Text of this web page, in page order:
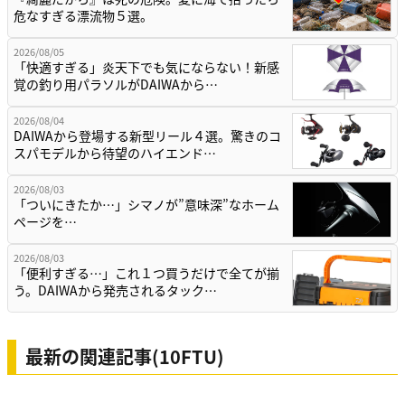
危なすぎる漂流物５選。
2026/08/05
「快適すぎる」炎天下でも気にならない！新感
覚の釣り用パラソルがDAIWAから…
2026/08/04
DAIWAから登場する新型リール４選。驚きのコ
スパモデルから待望のハイエンド…
2026/08/03
「ついにきたか…」シマノが”意味深”なホーム
ページを…
2026/08/03
「便利すぎる…」これ１つ買うだけで全てが揃
う。DAIWAから発売されるタック…
最新の関連記事(10FTU)